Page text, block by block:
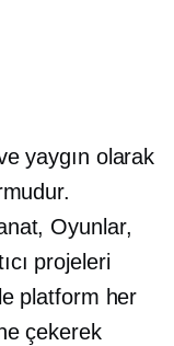
yaygın olarak
Oyunlar,
projeleri
platform her
çekerek